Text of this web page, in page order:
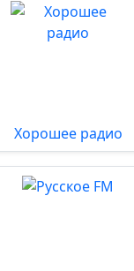
Хорошее радио